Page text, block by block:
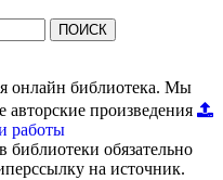
ПОИСК
онлайн библиотека. Мы
произведения
работы
обязательно
на источник.